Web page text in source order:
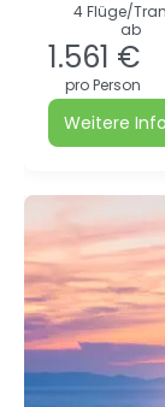
4Flüge/
ab
1.561 €
pro Person
Weitere